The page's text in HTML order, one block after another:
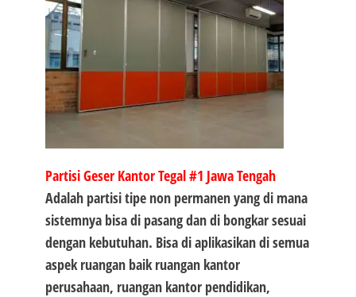
Partisi Geser Kantor Tegal #1 Jawa Tengah
Adalah partisi tipe non permanen yang di mana
sistemnya bisa di pasang dan di bongkar sesuai
dengan kebutuhan. Bisa di aplikasikan di semua
aspek ruangan baik ruangan kantor
perusahaan, ruangan kantor pendidikan,